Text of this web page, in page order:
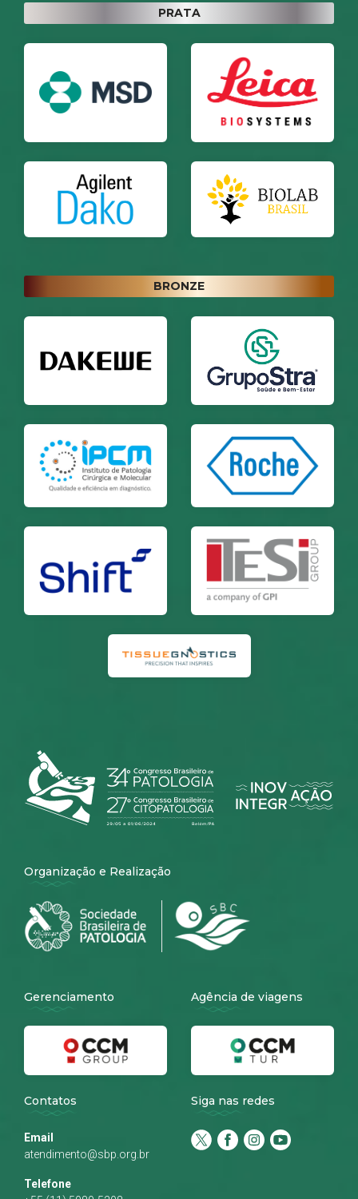
PRATA
BRONZE
Organização e Realização
Gerenciamento Agência de viagens
Contatos
Email
atendimento@sbp.org.br
Telefone
Siga nas redes